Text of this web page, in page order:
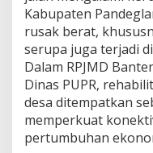
Kabupaten
rusak berat,
serupa juga terjadi
Dalam RPJMD
Dinas PUPR,
desa ditempatkan
memperkuat
pertumbuhan